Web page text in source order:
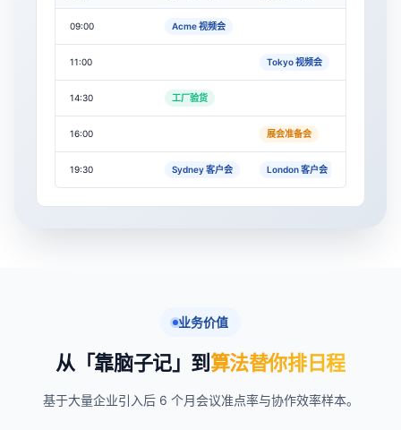
09:00 Acme 视频会
11:00 Tokyo 视频会
14:30 工厂验货
16:00 展会准备会
19:30 Sydney 客户会 London 客户会
业务价值
从「靠脑子记」到算法替你排日程
基于大量企业引入后 6 个月会议准点率与协作效率样本。